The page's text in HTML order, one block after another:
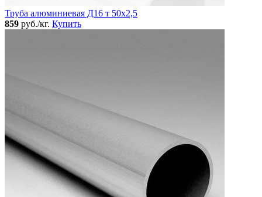
Труба алюминиевая Д16 т 50х2,5
859 руб./кг. Купить